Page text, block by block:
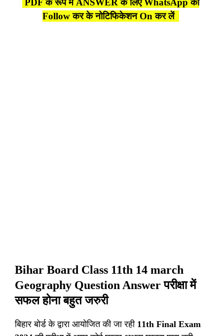
PDF के रूप में ANSWER के लिए WhatsApp को
Follow कर के नोटिफिकेशन On कर लें
Bihar Board Class 11th 14 march
Geography Question Answer परीक्षा में
सफल होना बहुत जरुरी
बिहार बोर्ड के द्वारा आयोजित की जा रही11th Final Exam